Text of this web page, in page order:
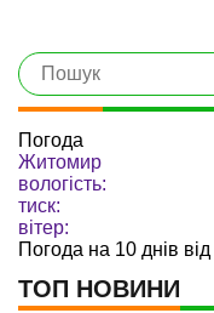
Погода
Житомир
вологість:
тиск:
вітер:
Погода на 10 днів від
ТОП НОВИНИ